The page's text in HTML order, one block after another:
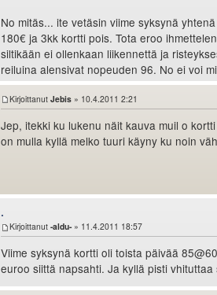
No mitäs... ite vetäsin viime syksynä
180€ ja 3kk kortti pois. Tota eroo
siltikään ei ollenkaan liikennettä ja
reiluina alensivat nopeuden 96. No ei voi
Kirjoittanut Jebis» 10.4.2011 2:21
Jep, itekki ku lukenu näit kauva muil o
on mulla kyllä melko tuuri käyny ku noin
.
Kirjoittanut -aldu-» 11.4.2011 18:57
Viime syksynä kortti oli toista päivää
euroo siittä napsahti. Ja kyllä pisti vhituttaa